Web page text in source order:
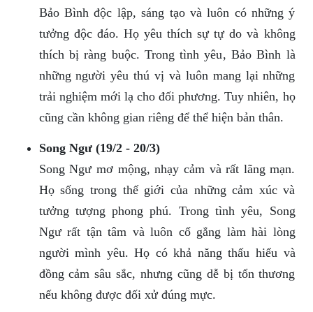
Bảo Bình độc lập, sáng tạo và luôn có những ý
tưởng độc đáo. Họ yêu thích sự tự do và không
thích bị ràng buộc. Trong tình yêu, Bảo Bình là
những người yêu thú vị và luôn mang lại những
trải nghiệm mới lạ cho đối phương. Tuy nhiên, họ
cũng cần không gian riêng để thể hiện bản thân.
Song Ngư (19/2 - 20/3)
Song Ngư mơ mộng, nhạy cảm và rất lãng mạn.
Họ sống trong thế giới của những cảm xúc và
tưởng tượng phong phú. Trong tình yêu, Song
Ngư rất tận tâm và luôn cố gắng làm hài lòng
người mình yêu. Họ có khả năng thấu hiểu và
đồng cảm sâu sắc, nhưng cũng dễ bị tổn thương
nếu không được đối xử đúng mực.